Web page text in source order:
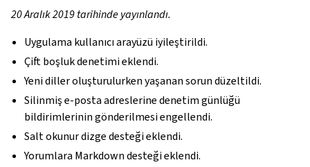
20 Aralık 2019 tarihinde yayınlandı.
Uygulama kullanıcı arayüzü iyileştirildi.
Çift boşluk denetimi eklendi.
Yeni diller oluşturulurken yaşanan sorun düzeltildi.
Silinmiş e-posta adreslerine denetim günlüğü
bildirimlerinin gönderilmesi engellendi.
Salt okunur dizge desteği eklendi.
Yorumlara Markdown desteği eklendi.